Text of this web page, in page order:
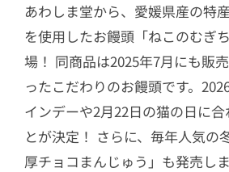
あわしま堂から、愛媛県産の特
を使用したお饅頭「ねこのむぎ
場！ 同商品は2025年7月にも販
ったこだわりのお饅頭です。
インデーや2月22日の猫の日に
とが決定！ さらに、毎年人気の
厚チョコまんじゅう」も発売し